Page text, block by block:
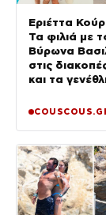
Εριέττα
Τα φιλιά με
Βύρωνα
στις
και τα
ευτυχίας